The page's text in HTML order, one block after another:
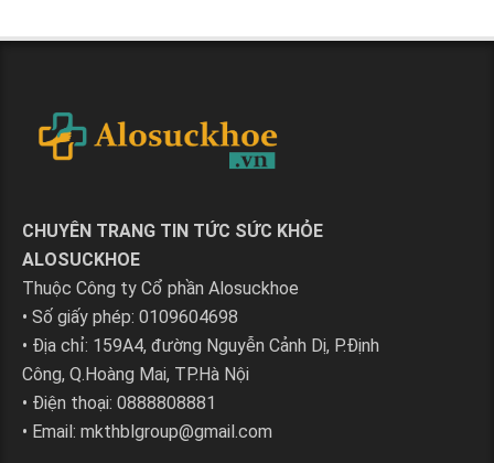
CHUYÊN TRANG TIN TỨC SỨC KHỎE
ALOSUCKHOE
Thuộc Công ty Cổ phần Alosuckhoe
• Số giấy phép: 0109604698
• Địa chỉ: 159A4, đường Nguyễn Cảnh Dị, P.Định
Công, Q.Hoàng Mai, TP.Hà Nội
• Điện thoại: 0888808881
• Email: mkthblgroup@gmail.com